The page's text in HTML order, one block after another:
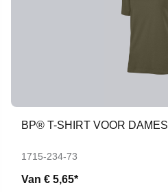
BP® T-SHIRT VOOR DAMES
1715-234-73
Van € 5,65*